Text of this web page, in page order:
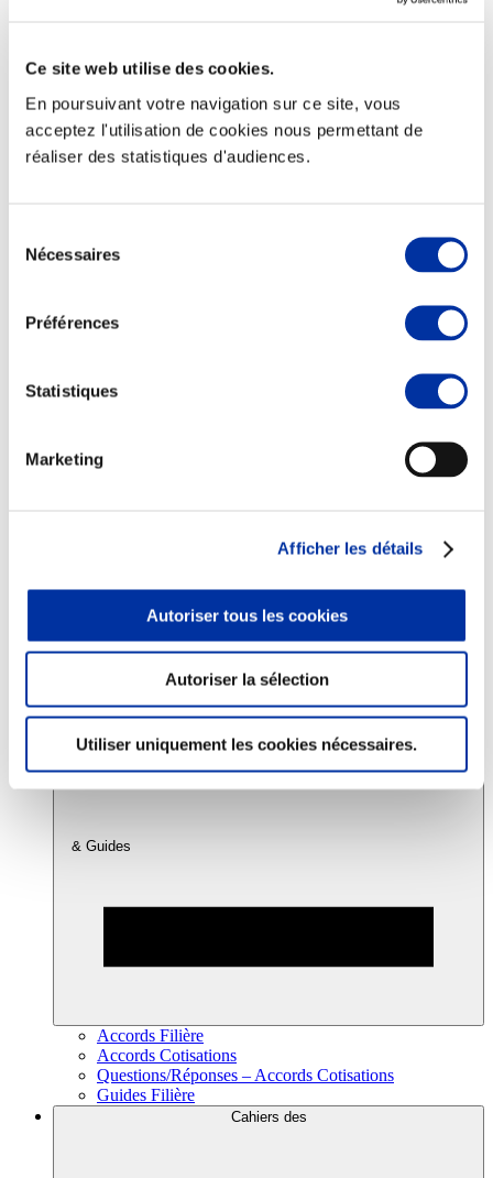
Ce site web utilise des cookies.
En poursuivant votre navigation sur ce site, vous
acceptez l'utilisation de cookies nous permettant de
réaliser des statistiques d'audiences.
Nécessaires
Préférences
Statistiques
Marketing
Afficher les détails
Autoriser tous les cookies
Autoriser la sélection
Utiliser uniquement les cookies nécessaires.
Transport – mise en marché
Abattoir
Viandes et santé
Juste rémunération et attractivité des métiers
Sources d’information
Accords
& Guides
Accords Filière
Accords Cotisations
Questions/Réponses – Accords Cotisations
Guides Filière
Cahiers des